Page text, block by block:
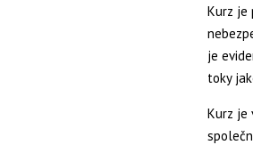
Kurz je
je
toky
Kurz je